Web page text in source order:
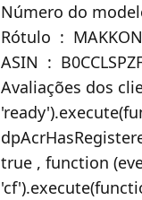
Rótulo ‏ : ‎ MAKKON
ASIN ‏ :
Avaliações dos
true , function